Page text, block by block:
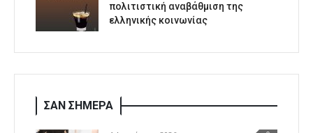
πολιτιστική αναβάθμιση της
ελληνικής κοινωνίας
ΣΑΝ ΣΗΜΕΡΑ